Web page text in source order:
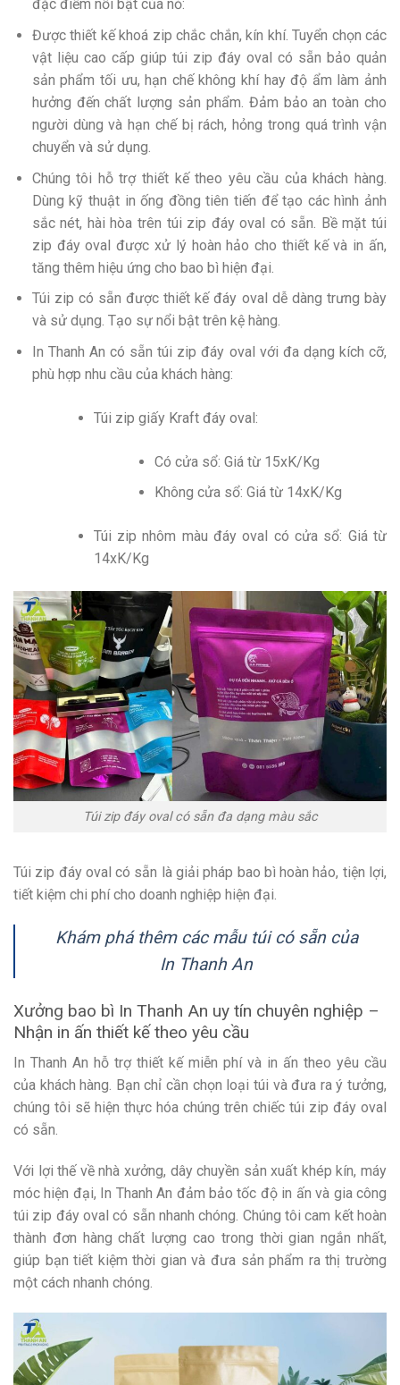
đặc điểm nổi bật của nỏ:
Được thiết kế khoá zip chắc chắn, kín khí. Tuyển chọn các
vật liệu cao cấp giúp túi zip đáy oval có sẵn bảo quản
sản phẩm tối ưu, hạn chế không khí hay độ ẩm làm ảnh
hưởng đến chất lượng sản phẩm. Đảm bảo an toàn cho
người dùng và hạn chế bị rách, hỏng trong quá trình vận
chuyển và sử dụng.
Chúng tôi hỗ trợ thiết kế theo yêu cầu của khách hàng.
Dùng kỹ thuật in ống đồng tiên tiến để tạo các hình ảnh
sắc nét, hài hòa trên túi zip đáy oval có sẵn. Bề mặt túi
zip đáy oval được xử lý hoàn hảo cho thiết kế và in ấn,
tăng thêm hiệu ứng cho bao bì hiện đại.
Túi zip có sẵn được thiết kế đáy oval dễ dàng trưng bày
và sử dụng. Tạo sự nổi bật trên kệ hàng.
In Thanh An có sẵn túi zip đáy oval với đa dạng kích cỡ,
phù hợp nhu cầu của khách hàng:
Túi zip giấy Kraft đáy oval:
Có cửa sổ: Giá từ 15xK/Kg
Không cửa sổ: Giá từ 14xK/Kg
Túi zip nhôm màu đáy oval có cửa sổ: Giá từ
14xK/Kg
Túi zip đáy oval có sẵn đa dạng màu sắc
Túi zip đáy oval có sẵn là giải pháp bao bì hoàn hảo, tiện lợi,
tiết kiệm chi phí cho doanh nghiệp hiện đại.
Khám phá thêm các mẫu túi có sẵn của
In Thanh An
Xưởng bao bì In Thanh An uy tín chuyên nghiệp –
Nhận in ấn thiết kế theo yêu cầu
In Thanh An hỗ trợ thiết kế miễn phí và in ấn theo yêu cầu
của khách hàng. Bạn chỉ cần chọn loại túi và đưa ra ý tưởng,
chúng tôi sẽ hiện thực hóa chúng trên chiếc túi zip đáy oval
có sẵn.
Với lợi thế về nhà xưởng, dây chuyền sản xuất khép kín, máy
móc hiện đại, In Thanh An đảm bảo tốc độ in ấn và gia công
túi zip đáy oval có sẵn nhanh chóng. Chúng tôi cam kết hoàn
thành đơn hàng chất lượng cao trong thời gian ngắn nhất,
giúp bạn tiết kiệm thời gian và đưa sản phẩm ra thị trường
một cách nhanh chóng.